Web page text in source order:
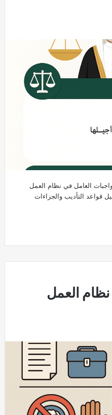
العامل في نظام العمل
قواعد التأديب والجزاءات
العمل